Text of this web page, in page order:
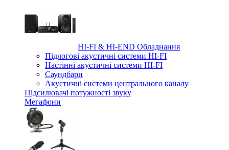
HI-FI & HI-END Обладнання
Підлогові акустичні системи HI-FI
Настінні акустичні системи HI-FI
Саундбари
Акустичні системи центрального каналу
Підсилювачі потужності звуку
Мегафони